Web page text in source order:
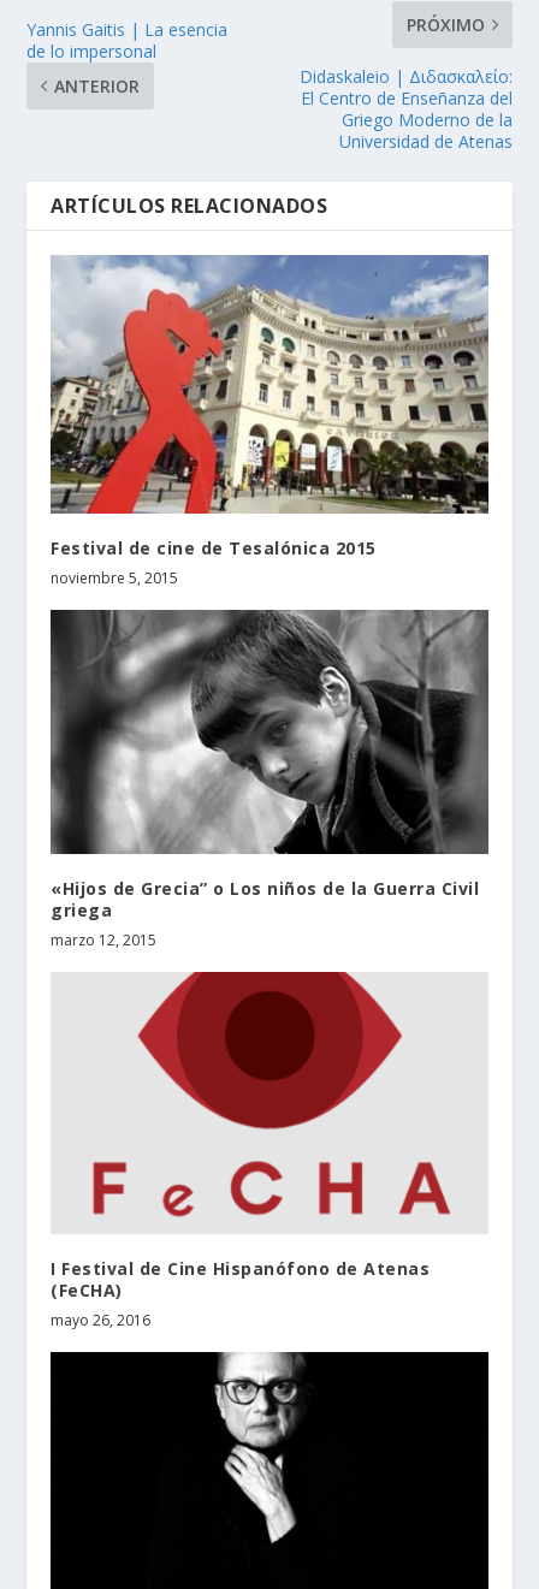
Yannis Gaitis | La esencia
de lo impersonal
ANTERIOR
PRÓXIMO
Didaskaleio | Διδασκαλείο:
El Centro de Enseñanza del
Griego Moderno de la
Universidad de Atenas
ARTÍCULOS RELACIONADOS
Festival de cine de Tesalónica 2015
noviembre 5, 2015
«Hijos de Grecia” o Los niños de la Guerra Civil
griega
marzo 12, 2015
I Festival de Cine Hispanófono de Atenas
(FeCHA)
mayo 26, 2016